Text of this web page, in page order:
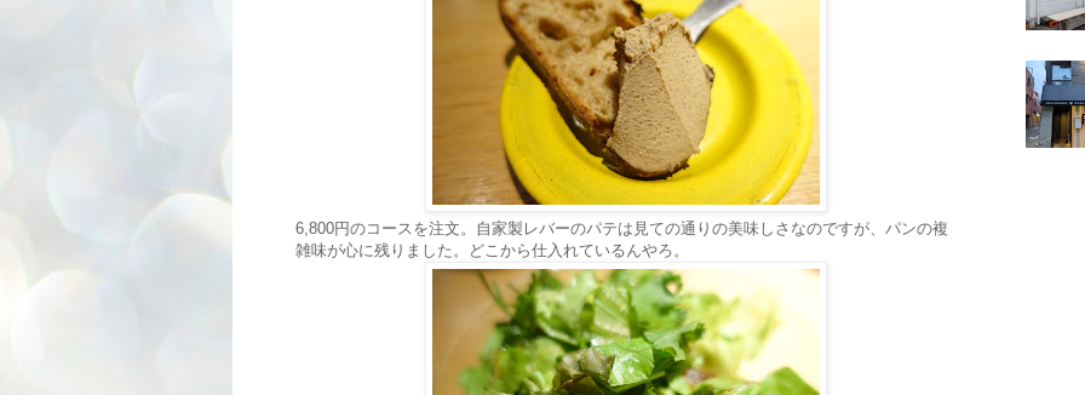
6,800円のコースを注文。自家製レバーのパテは見ての通りの美味しさなのですが、パンの複
雑味が心に残りました。どこから仕入れているんやろ。